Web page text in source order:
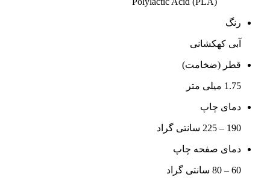
رنگ
آبی کهکشانی
قطر (ضخامت)
1.75 میلی متر
دمای چاپ
190 – 225 سانتی گراد
دمای صفحه چاپ
60 – 80 سانتی گراد